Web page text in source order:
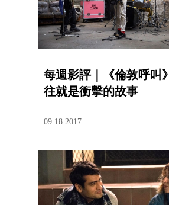
每週影評｜《倫敦呼叫
往就是衝擊的故事
09.18.2017